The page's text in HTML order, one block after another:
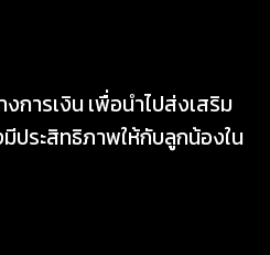
การเงิน เพื่อนำไปส่งเสริม
ประสิทธิภาพให้กับลูกน้องใน